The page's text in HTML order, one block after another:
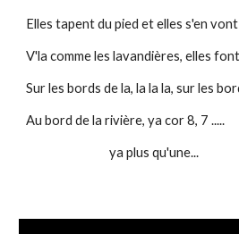
Elles tapent du pied et elles s'en vont
V'la comme les lavandières, elles
Sur les bords de la, la la la, sur les
Au bord de la rivière, ya cor 8, 7 .....
ya plus qu'une...